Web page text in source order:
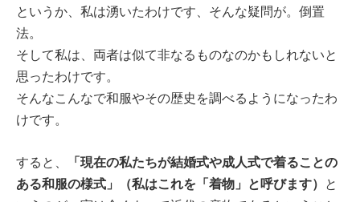
というか、私は湧いたわけです、そんな疑問が。倒置
法。
そして私は、両者は似て非なるものなのかもしれないと
思ったわけです。
そんなこんなで和服やその歴史を調べるようになったわ
けです。
すると、
「現在の私たちが結婚式や成人式で着ることの
ある和服の様式」（私はこれを「着物」と呼びます） と